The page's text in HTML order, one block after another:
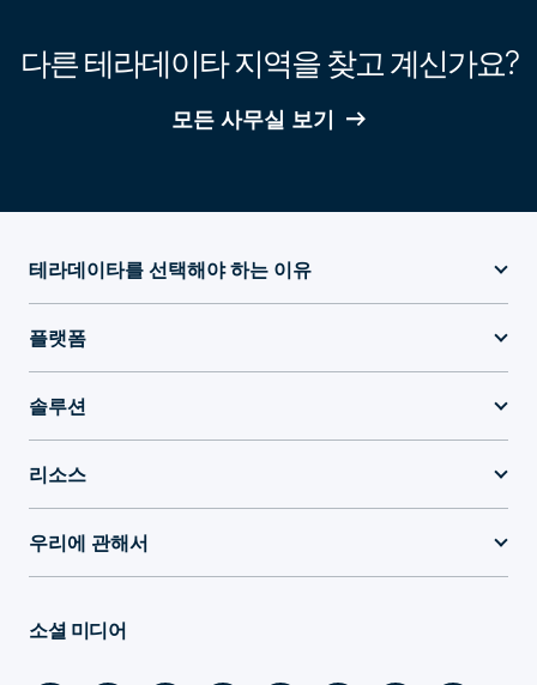
다른 테라데이타 지역을 찾고 계신가요?
모든 사무실 보기
테라데이타를 선택해야 하는 이유
플랫폼
솔루션
리소스
우리에 관해서
소셜 미디어